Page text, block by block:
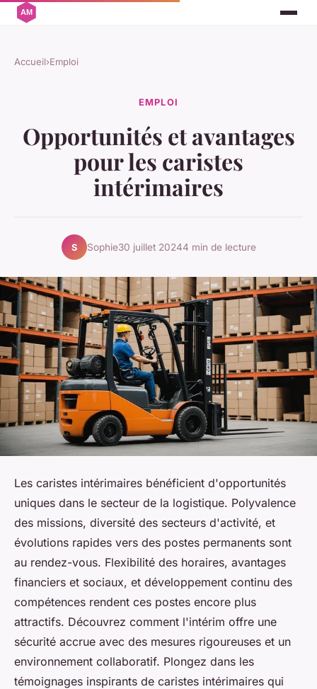
Accueil›Emploi
EMPLOI
Opportunités et avantages
pour les caristes
intérimaires
S Sophie30 juillet 20244 min de lecture
Les caristes intérimaires bénéficient d'opportunités
uniques dans le secteur de la logistique. Polyvalence
des missions, diversité des secteurs d'activité, et
évolutions rapides vers des postes permanents sont
au rendez-vous. Flexibilité des horaires, avantages
financiers et sociaux, et développement continu des
compétences rendent ces postes encore plus
attractifs. Découvrez comment l'intérim offre une
sécurité accrue avec des mesures rigoureuses et un
environnement collaboratif. Plongez dans les
témoignages inspirants de caristes intérimaires qui